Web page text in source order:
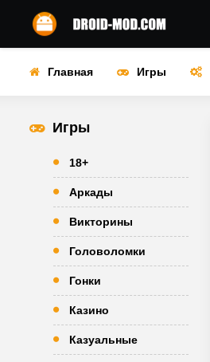
Главная Игры
Игры
18+
Аркады
Викторины
Головоломки
Гонки
Казино
Казуальные